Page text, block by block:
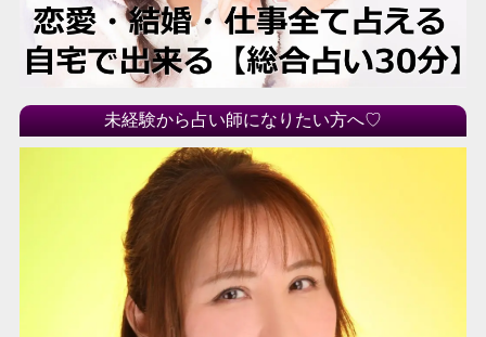
未経験から占い師になりたい方へ♡